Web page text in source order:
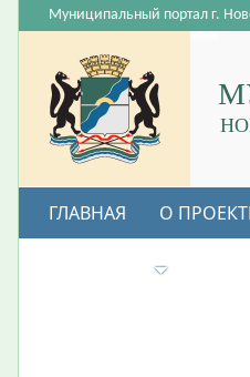
Муниципальный портал г.
ГЛАВНАЯ О